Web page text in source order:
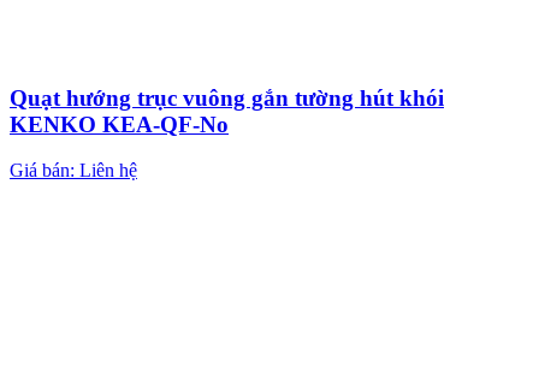
Quạt hướng trục vuông gắn tường hút khói
KENKO KEA-QF-No
Giá bán: Liên hệ